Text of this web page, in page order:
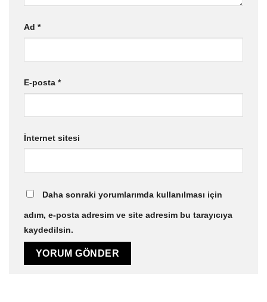
Ad *
E-posta *
İnternet sitesi
Daha sonraki yorumlarımda kullanılması için
adım, e-posta adresim ve site adresim bu tarayıcıya
kaydedilsin.